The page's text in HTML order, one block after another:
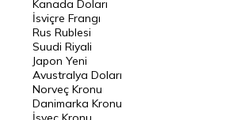
Frank Kuru
Riyal Kuru
Avustralya Doları
Danimarka Kronu Kuru
Kanada Doları Kuru
Kanada Doları
İsviçre Frangı
Rus Rublesi
Suudi Riyali
Japon Yeni
Avustralya Doları
Norveç Kronu
Danimarka Kronu